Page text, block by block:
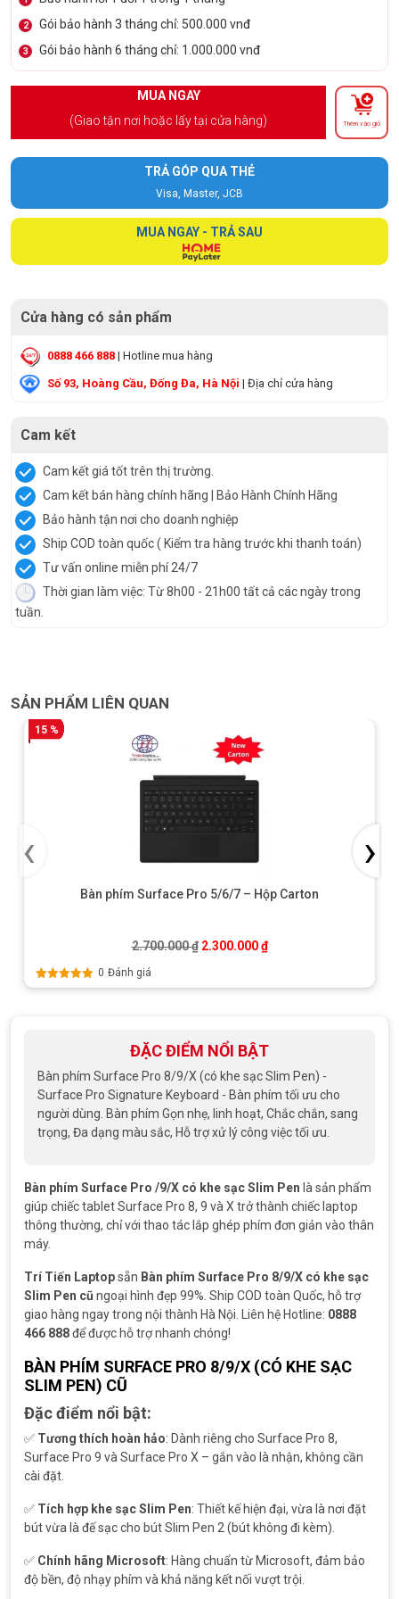
2 Gói bảo hành 3 tháng chỉ: 500.000 vnđ
3 Gói bảo hành 6 tháng chỉ: 1.000.000 vnđ
MUA NGAY
(Giao tận nơi hoặc lấy tại cửa hàng)
Thêm vào giỏ
TRẢ GÓP QUA THẺ
Visa, Master, JCB
MUA NGAY - TRẢ SAU
Cửa hàng có sản phẩm
0888 466 888 | Hotline mua hàng
Số 93, Hoàng Cầu, Đống Đa, Hà Nội | Địa chỉ cửa hàng
Cam kết
Cam kết giá tốt trên thị trường.
Cam kết bán hàng chính hãng | Bảo Hành Chính Hãng
Bảo hành tận nơi cho doanh nghiệp
Ship COD toàn quốc ( Kiểm tra hàng trước khi thanh toán)
Tư vấn online miễn phí 24/7
Thời gian làm việc: Từ 8h00 - 21h00 tất cả các ngày trong
tuần.
SẢN PHẨM LIÊN QUAN
15 %
Bàn phím Surface Pro 5/6/7 – Hộp Carton
2.700.000₫ Giá gốc là: 2.700.000 ₫.
2.300.000₫Giá hiện tại là:
Được xếp
0 Đánh giá
‹ ›
ĐẶC ĐIỂM NỔI BẬT
Bàn phím Surface Pro 8/9/X (có khe sạc Slim Pen) -
Surface Pro Signature Keyboard - Bàn phím tối ưu cho
người dùng. Bàn phím Gọn nhẹ, linh hoạt, Chắc chắn, sang
trọng, Đa dạng màu sắc, Hỗ trợ xử lý công việc tối ưu.
Bàn phím Surface Pro /9/X có khe sạc Slim Pen là sản phẩm
giúp chiếc tablet Surface Pro 8, 9 và X trở thành chiếc laptop
thông thường, chỉ với thao tác lắp ghép phím đơn giản vào thân
máy.
Trí Tiến Laptopsẵn Bàn phím Surface Pro 8/9/X có khe sạc
Slim Pen cũ ngoại hình đẹp 99%. Ship COD toàn Quốc, hỗ trợ
giao hàng ngay trong nội thành Hà Nội. Liên hệ Hotline: 0888
466 888để được hỗ trợ nhanh chóng!
BÀN PHÍM SURFACE PRO 8/9/X (CÓ KHE SẠC
SLIM PEN) CŨ
Đặc điểm nổi bật:
✅ Tương thích hoàn hảo: Dành riêng cho Surface Pro 8,
Surface Pro 9 và Surface Pro X – gắn vào là nhận, không cần
cài đặt.
✅ Tích hợp khe sạc Slim Pen: Thiết kế hiện đại, vừa là nơi đặt
bút vừa là đế sạc cho bút Slim Pen 2 (bút không đi kèm).
✅ Chính hãng Microsoft: Hàng chuẩn từ Microsoft, đảm bảo
độ bền, độ nhạy phím và khả năng kết nối vượt trội.